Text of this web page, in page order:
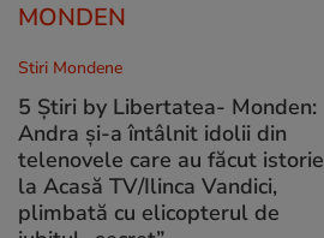
MONDEN
Stiri Mondene
5 Știri by Libertatea- Monden:
Andra și-a întâlnit idolii din
telenovele care au făcut istorie
la Acasă TV/Ilinca Vandici,
plimbată cu elicopterul de